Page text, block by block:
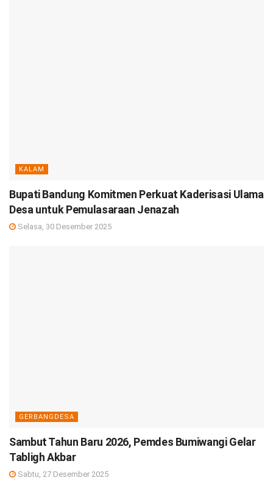
KALAM
Bupati Bandung Komitmen Perkuat Kaderisasi Ulama
Desa untuk Pemulasaraan Jenazah
Selasa, 30 Desember 2025
GERBANGDESA
Sambut Tahun Baru 2026, Pemdes Bumiwangi Gelar
Tabligh Akbar
Sabtu, 27 Desember 2025